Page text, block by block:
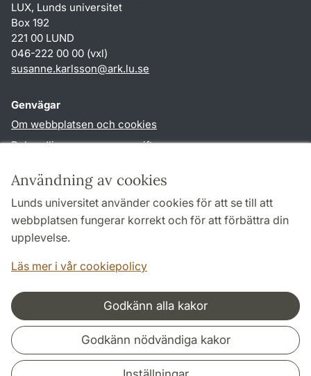
Användning av cookies
Lunds universitet använder cookies för att se till att
webbplatsen fungerar korrekt och för att förbättra din
upplevelse.
Läs mer i vår cookiepolicy
Godkänn alla kakor
Godkänn nödvändiga kakor
LUX, Lunds universitet
Box 192
221 00 LUND
046-222 00 00 (vxl)
susanne.karlsson@ark.lu.se
Genvägar
Om webbplatsen och cookies
Behandling av personuppgifter
TYPO3-login
Följ oss i sociala medier
Samarbeten och nätverk